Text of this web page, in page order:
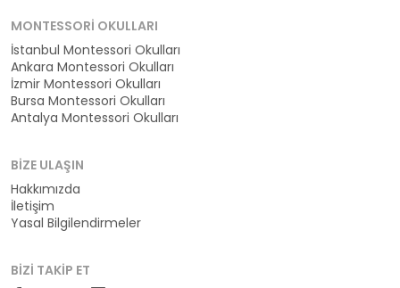
MONTESSORI OKULLARI
İstanbul Montessori Okulları
Ankara Montessori Okulları
İzmir Montessori Okulları
Bursa Montessori Okulları
Antalya Montessori Okulları
BIZE ULAŞIN
Hakkımızda
İletişim
Yasal Bilgilendirmeler
BIZI TAKIP ET